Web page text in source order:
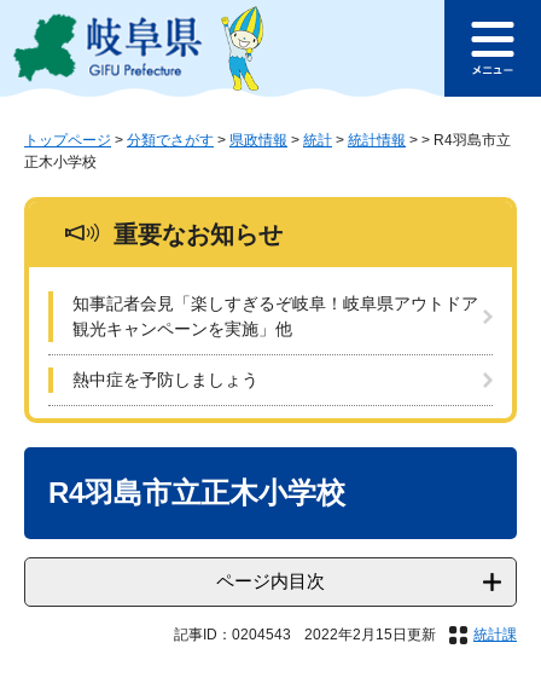
ジ
ュ
このページの本文へ
ュ
トップページ > 分類でさがす > 県政情報 > 統計 > 統計情報 > > R4羽島市立
正木小学校
重要なお知らせ
知事記者会見「楽しすぎるぞ岐阜！岐阜県アウトドア
観光キャンペーンを実施」他
熱中症を予防しましょう
R4羽島市立正木小学校
ページ内目次
記事ID：0204543 2022年2月15日更新 統計課